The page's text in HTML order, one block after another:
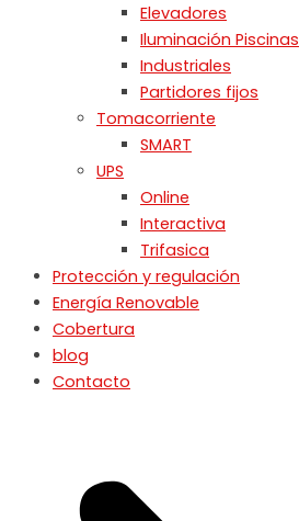
Elevadores
Iluminación Piscinas
Industriales
Partidores fijos
Tomacorriente
SMART
UPS
Online
Interactiva
Trifasica
Protección y regulación
Energía Renovable
Cobertura
blog
Contacto